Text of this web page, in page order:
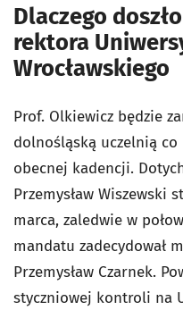
Dlaczego
rektora
Wrocławskiego
Prof. Olkiewicz będzie
dolnośląską uczelnią
obecnej kadencji.
Przemysław Wiszewski
marca, zaledwie w
mandatu zadecydował
Przemysław Czarnek.
styczniowej kontroli na